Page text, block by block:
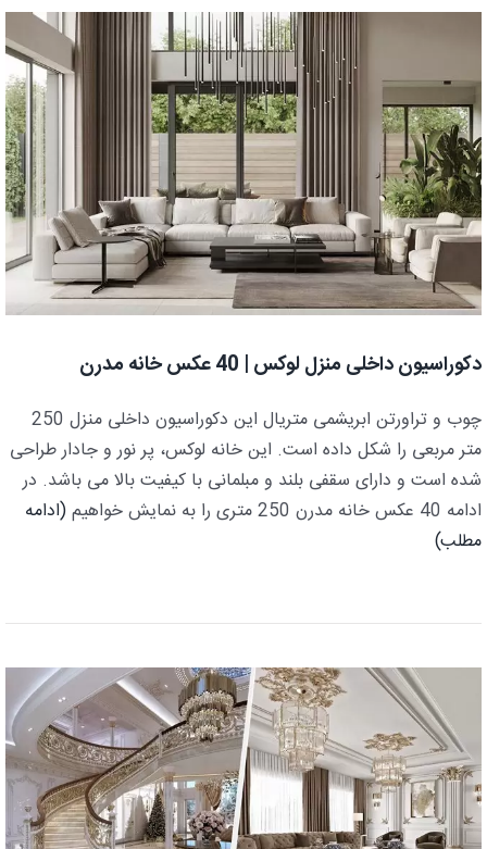
دکوراسیون داخلی منزل لوکس | 40 عکس خانه مدرن
چوب و تراورتن ابریشمی متریال این دکوراسیون داخلی منزل 250
متر مربعی را شکل داده است. این خانه لوکس، پر نور و جادار طراحی
شده است و دارای سقفی بلند و مبلمانی با کیفیت بالا می باشد. در
ادامه 40 عکس خانه مدرن 250 متری را به نمایش خواهیم
(ادامه
مطلب)